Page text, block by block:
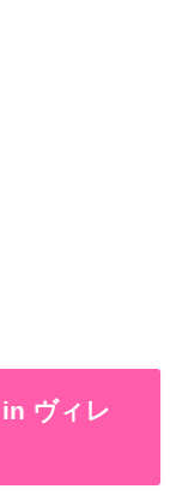
ヴィレ